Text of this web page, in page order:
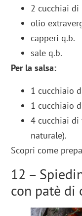
2 cucchiai
olio
capperi q.b.
sale q.b.
Per la salsa:
1 cucchiaio
1 cucchiaio
4 cucchiai
naturale).
Scopri come
12 –
con patè di